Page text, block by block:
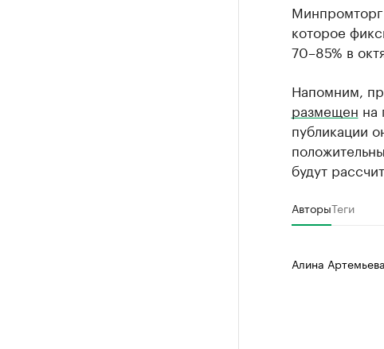
Минпромторг
которое
70–85% в
Напомним,
размещен на
публикации
будут
АвторыТеги
Алина Артемьева